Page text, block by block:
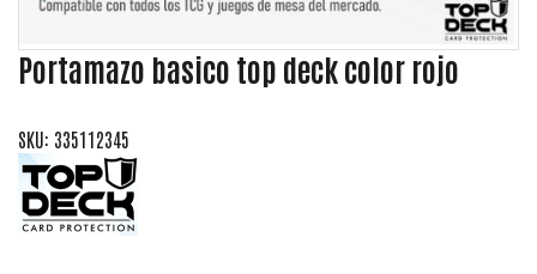
Portamazo basico top deck color rojo
SKU: 335112345